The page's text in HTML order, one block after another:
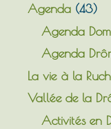
Agenda (43)
Agenda
Agenda
La vie à la
Vallée de la
Activités en